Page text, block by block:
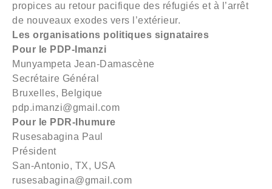
propices au retour pacifique des réfugiés et à l’arrêt
de nouveaux exodes vers l’extérieur.
Les organisations politiques signataires
Pour le PDP-Imanzi
Munyampeta Jean-Damascène
Secrétaire Général
Bruxelles, Belgique
pdp.imanzi@gmail.com
Pour le PDR-Ihumure
Rusesabagina Paul
Président
San-Antonio, TX, USA
rusesabagina@gmail.com